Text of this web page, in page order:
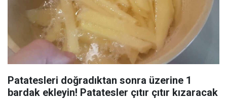
Patatesleri doğradıktan sonra üzerine 1
bardak ekleyin! Patatesler çıtır çıtır kızaracak